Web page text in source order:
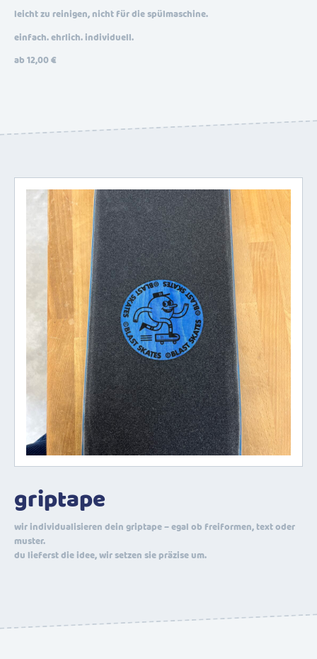
leicht zu reinigen, nicht für die spülmaschine.
einfach. ehrlich. individuell.
ab 12,00 €
griptape
wir individualisieren dein griptape – egal ob freiformen, text oder
muster.
du lieferst die idee, wir setzen sie präzise um.